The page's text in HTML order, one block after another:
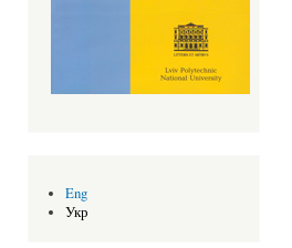
Eng
Укр